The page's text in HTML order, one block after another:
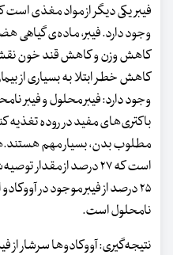
فیبر یکی دیگر از مواد مغذی است
وجود دارد. فیبر، ماده‌ی گیاهی
کاهش وزن و کاهش قند خون
کاهش خطر ابتلا به بسیاری از
وجود دارد: فیبر محلول و فیبر
باکتری‌های مفید در روده تغذیه
است که ۲۷ درصد از
نامحلول است.